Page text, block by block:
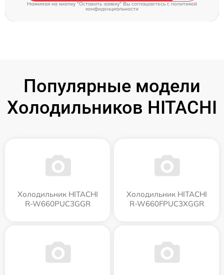
Нажимая на кнопку "Оставить заявку" Вы соглашаетесь cполитикой
конфиденциальности
Популярные модели
Холодильников HITACHI
Холодильник HITACHI
R-W660PUC3GGR
Холодильник HITACHI
R-W660FPUC3XGGR